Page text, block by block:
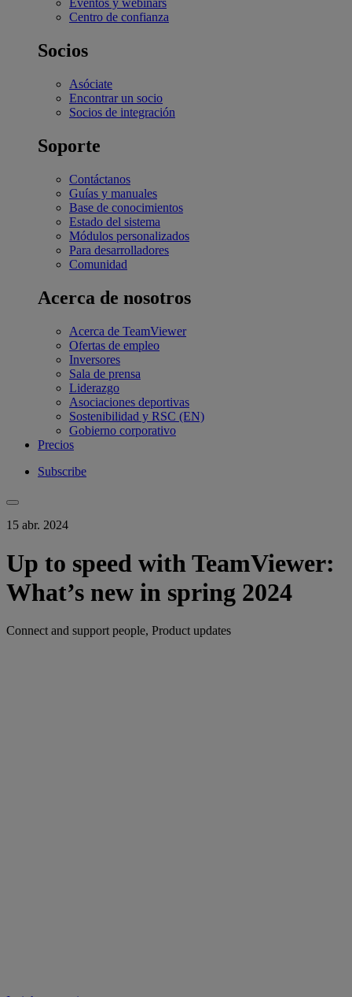
Eventos y webinars
Centro de confianza
Socios
Asóciate
Encontrar un socio
Socios de integración
Soporte
Contáctanos
Guías y manuales
Base de conocimientos
Estado del sistema
Módulos personalizados
Para desarrolladores
Comunidad
Acerca de nosotros
Acerca de TeamViewer
Ofertas de empleo
Inversores
Sala de prensa
Liderazgo
Asociaciones deportivas
Sostenibilidad y RSC (EN)
Gobierno corporativo
Precios
Subscribe
15 abr. 2024
Up to speed with TeamViewer:
What’s new in spring 2024
Connect and support people, Product updates